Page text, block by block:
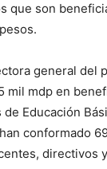
que son
general del
mil mdp en
Educación
conformado
directivos